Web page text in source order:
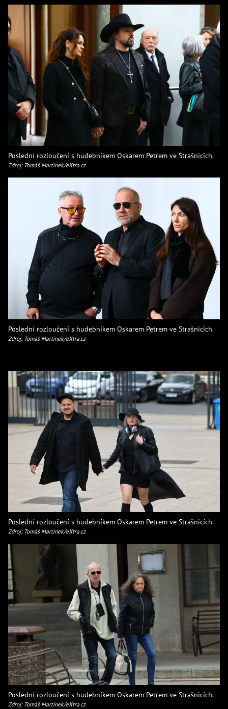
Poslední rozloučení s hudebníkem Oskarem Petrem ve Strašnicích.
Zdroj: Tomáš Martínek/eXtra.cz
Poslední rozloučení s hudebníkem Oskarem Petrem ve Strašnicích.
Zdroj: Tomáš Martínek/eXtra.cz
Poslední rozloučení s hudebníkem Oskarem Petrem ve Strašnicích.
Zdroj: Tomáš Martínek/eXtra.cz
Poslední rozloučení s hudebníkem Oskarem Petrem ve Strašnicích.
Zdroj: Tomáš Martínek/eXtra.cz